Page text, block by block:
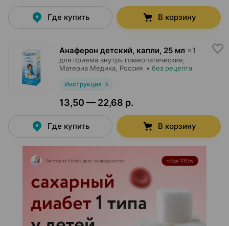
Где купить В корзину
Анаферон детский, капли, 25 мл ×1
для приема внутрь гомеопатические,
Материа Медика , Россия • без рецепта
Инструкция
13,50 — 22,68 р.
Где купить В корзину